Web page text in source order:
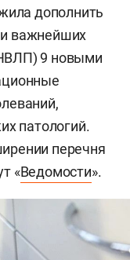
дополнить
важнейших
9 новыми
патологий.
перечня
«Ведомости».